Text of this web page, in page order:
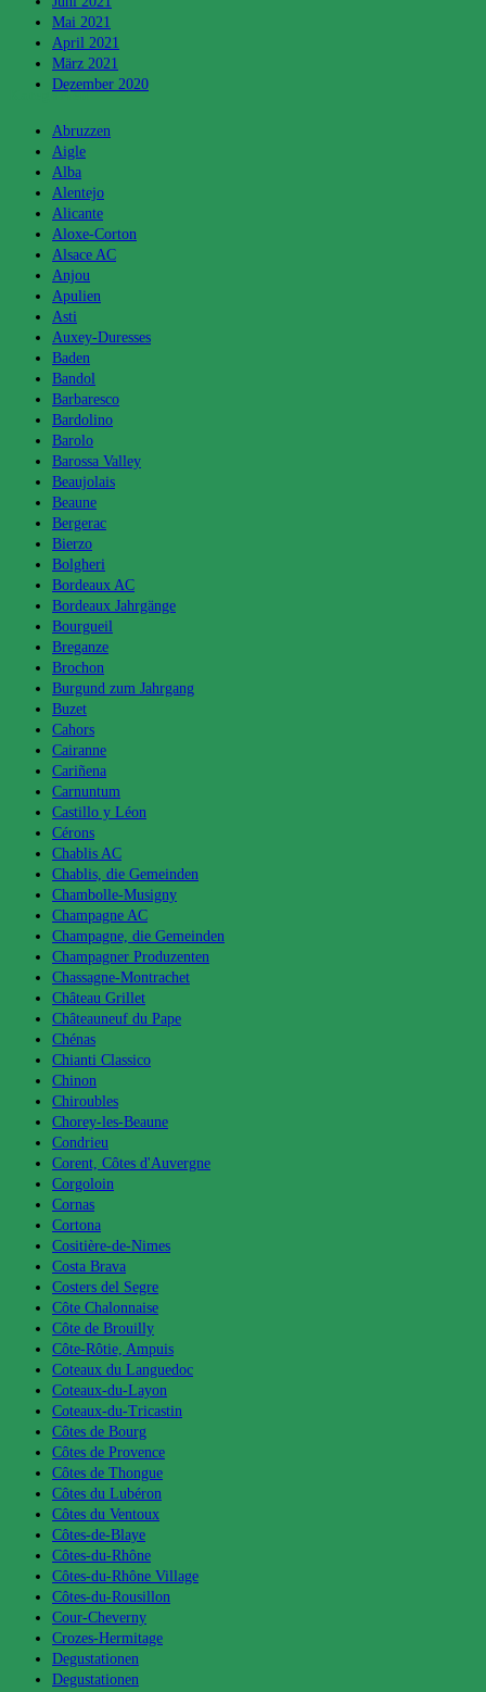
Mai 2021
April 2021
März 2021
Dezember 2020
Kategorien
Abruzzen
Aigle
Alba
Alentejo
Alicante
Aloxe-Corton
Alsace AC
Anjou
Apulien
Asti
Auxey-Duresses
Baden
Bandol
Barbaresco
Bardolino
Barolo
Barossa Valley
Beaujolais
Beaune
Bergerac
Bierzo
Bolgheri
Bordeaux AC
Bordeaux Jahrgänge
Bourgueil
Breganze
Brochon
Burgund zum Jahrgang
Buzet
Cahors
Cairanne
Cariñena
Carnuntum
Castillo y Léon
Cérons
Chablis AC
Chablis, die Gemeinden
Chambolle-Musigny
Champagne AC
Champagne, die Gemeinden
Champagner Produzenten
Chassagne-Montrachet
Château Grillet
Châteauneuf du Pape
Chénas
Chianti Classico
Chinon
Chiroubles
Chorey-les-Beaune
Condrieu
Corent, Côtes d'Auvergne
Corgoloin
Cornas
Cortona
Cositière-de-Nimes
Costa Brava
Costers del Segre
Côte Chalonnaise
Côte de Brouilly
Côte-Rôtie, Ampuis
Coteaux du Languedoc
Coteaux-du-Layon
Coteaux-du-Tricastin
Côtes de Bourg
Côtes de Provence
Côtes de Thongue
Côtes du Lubéron
Côtes du Ventoux
Côtes-de-Blaye
Côtes-du-Rhône
Côtes-du-Rhône Village
Côtes-du-Rousillon
Cour-Cheverny
Crozes-Hermitage
Degustationen
Degustationen